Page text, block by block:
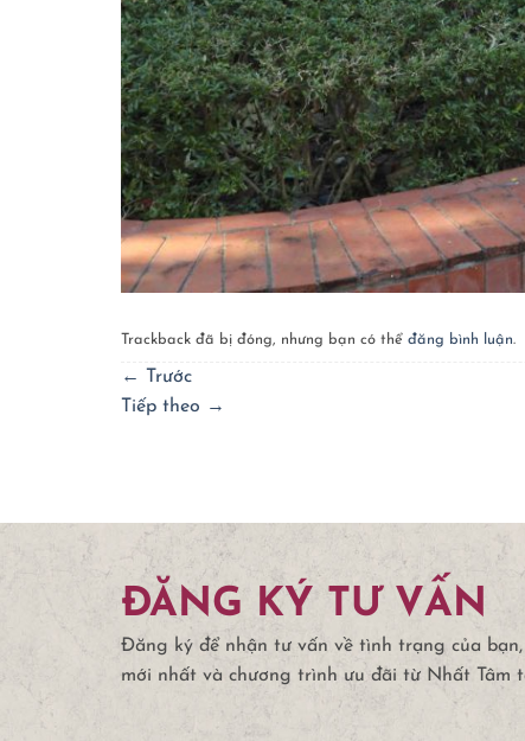
Trackback đã bị đóng, nhưng bạn có thể đăng bình luận.
←
Trước
Tiếp theo →
ĐĂNG KÝ TƯ VẤN
Đăng ký để nhận tư vấn về tình trạng của bạn,
mới nhất và chương trình ưu đãi từ Nhất Tâm